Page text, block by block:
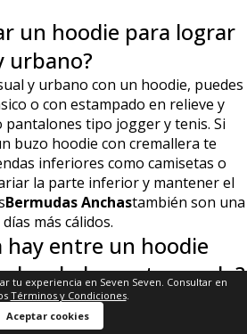
un hoodie para lograr
urbano?
y urbano con un hoodie, puedes
o con estampado en relieve y
tipo jogger y tenis. Si
buzo hoodie con cremallera te
inferiores como camisetas o
la parte inferior y mantener el
Bermudas Anchastambién son una
más cálidos.
hay entre un hoodie
bordado o estampado?
en una estética limpia, con
lo que lo hace más fácil de
tu experiencia en Seven Seven. Consultar en
Términos y Condiciones.
Aceptar cookies